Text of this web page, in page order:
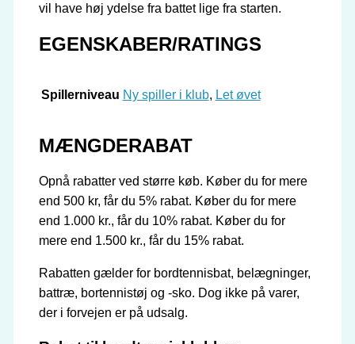
vil have høj ydelse fra battet lige fra starten.
EGENSKABER/RATINGS
Spillerniveau Ny spiller i klub, Let øvet
MÆNGDERABAT
Opnå rabatter ved større køb. Køber du for mere
end 500 kr, får du 5% rabat. Køber du for mere
end 1.000 kr., får du 10% rabat. Køber du for
mere end 1.500 kr., får du 15% rabat.
Rabatten gælder for bordtennisbat, belægninger,
battræ, bortennistøj og -sko. Dog ikke på varer,
der i forvejen er på udsalg.